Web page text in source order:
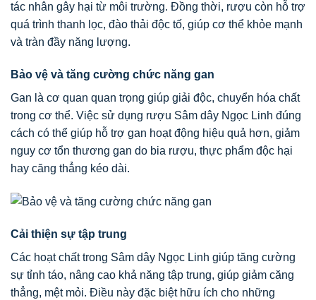
tác nhân gây hại từ môi trường. Đồng thời, rượu còn hỗ trợ
quá trình thanh lọc, đào thải độc tố, giúp cơ thể khỏe mạnh
và tràn đầy năng lượng.
Bảo vệ và tăng cường chức năng gan
Gan là cơ quan quan trọng giúp giải độc, chuyển hóa chất
trong cơ thể. Việc sử dụng rượu Sâm dây Ngọc Linh đúng
cách có thể giúp hỗ trợ gan hoạt động hiệu quả hơn, giảm
nguy cơ tổn thương gan do bia rượu, thực phẩm độc hại
hay căng thẳng kéo dài.
Cải thiện sự tập trung
Các hoạt chất trong Sâm dây Ngọc Linh giúp tăng cường
sự tỉnh táo, nâng cao khả năng tập trung, giúp giảm căng
thẳng, mệt mỏi. Điều này đặc biệt hữu ích cho những